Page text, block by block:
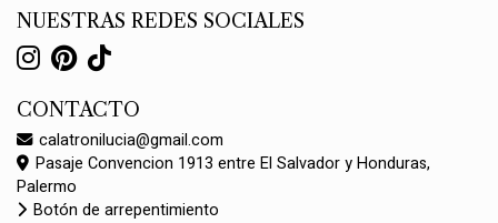
NUESTRAS REDES SOCIALES
CONTACTO
calatronilucia@gmail.com
Pasaje Convencion 1913 entre El Salvador y Honduras,
Palermo
Botón de arrepentimiento